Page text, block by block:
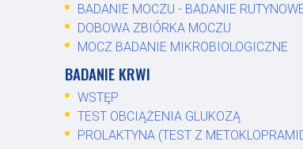
BADANIE MOCZU - BADANIE
DOBOWA ZBIÓRKA MOCZU
MOCZ BADANIE MIKROBIOLOGICZNE
BADANIE KRWI
WSTĘP
TEST OBCIĄŻENIA GLUKOZĄ
PROLAKTYNA (TEST Z